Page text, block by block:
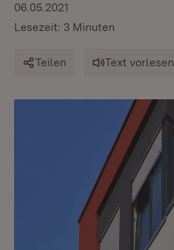
06.05.2021
Lesezeit: 3 Minuten
Teilen Text vorlesen